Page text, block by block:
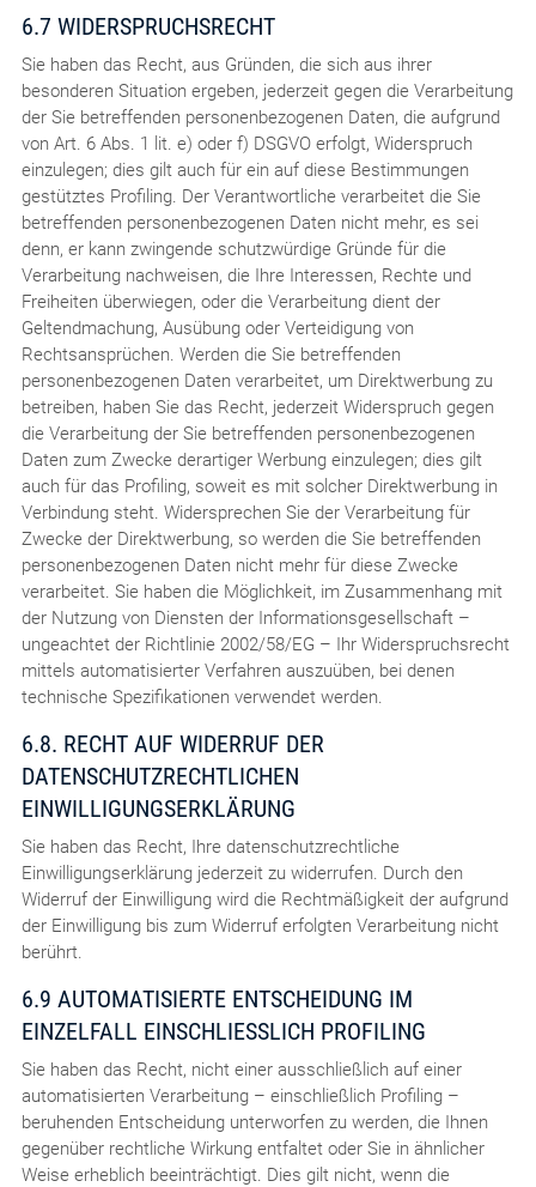
6.7 WIDERSPRUCHSRECHT
Sie haben das Recht, aus Gründen, die sich aus ihrer
besonderen Situation ergeben, jederzeit gegen die Verarbeitung
der Sie betreffenden personenbezogenen Daten, die aufgrund
von Art. 6 Abs. 1 lit. e) oder f) DSGVO erfolgt, Widerspruch
einzulegen; dies gilt auch für ein auf diese Bestimmungen
gestütztes Profiling. Der Verantwortliche verarbeitet die Sie
betreffenden personenbezogenen Daten nicht mehr, es sei
denn, er kann zwingende schutzwürdige Gründe für die
Verarbeitung nachweisen, die Ihre Interessen, Rechte und
Freiheiten überwiegen, oder die Verarbeitung dient der
Geltendmachung, Ausübung oder Verteidigung von
Rechtsansprüchen. Werden die Sie betreffenden
personenbezogenen Daten verarbeitet, um Direktwerbung zu
betreiben, haben Sie das Recht, jederzeit Widerspruch gegen
die Verarbeitung der Sie betreffenden personenbezogenen
Daten zum Zwecke derartiger Werbung einzulegen; dies gilt
auch für das Profiling, soweit es mit solcher Direktwerbung in
Verbindung steht. Widersprechen Sie der Verarbeitung für
Zwecke der Direktwerbung, so werden die Sie betreffenden
personenbezogenen Daten nicht mehr für diese Zwecke
verarbeitet. Sie haben die Möglichkeit, im Zusammenhang mit
der Nutzung von Diensten der Informationsgesellschaft –
ungeachtet der Richtlinie 2002/58/EG – Ihr Widerspruchsrecht
mittels automatisierter Verfahren auszuüben, bei denen
technische Spezifikationen verwendet werden.
6.8. RECHT AUF WIDERRUF DER
DATENSCHUTZRECHTLICHEN
EINWILLIGUNGSERKLÄRUNG
Sie haben das Recht, Ihre datenschutzrechtliche
Einwilligungserklärung jederzeit zu widerrufen. Durch den
Widerruf der Einwilligung wird die Rechtmäßigkeit der aufgrund
der Einwilligung bis zum Widerruf erfolgten Verarbeitung nicht
berührt.
6.9 AUTOMATISIERTE ENTSCHEIDUNG IM
EINZELFALL EINSCHLIESSLICH PROFILING
Sie haben das Recht, nicht einer ausschließlich auf einer
automatisierten Verarbeitung – einschließlich Profiling –
beruhenden Entscheidung unterworfen zu werden, die Ihnen
gegenüber rechtliche Wirkung entfaltet oder Sie in ähnlicher
Weise erheblich beeinträchtigt. Dies gilt nicht, wenn die